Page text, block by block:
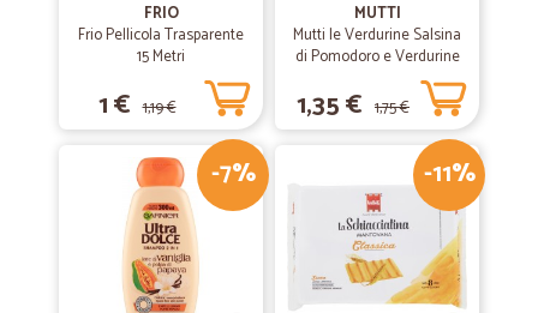
FRIO
Frio Pellicola Trasparente
15 Metri
1 € 1,19 €
MUTTI
Mutti le Verdurine Salsina
di Pomodoro e Verdurine
1,35 € 1,75 €
-7% -11%